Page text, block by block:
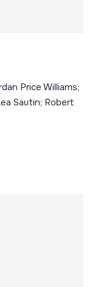
Price Williams;
Sautin; Robert